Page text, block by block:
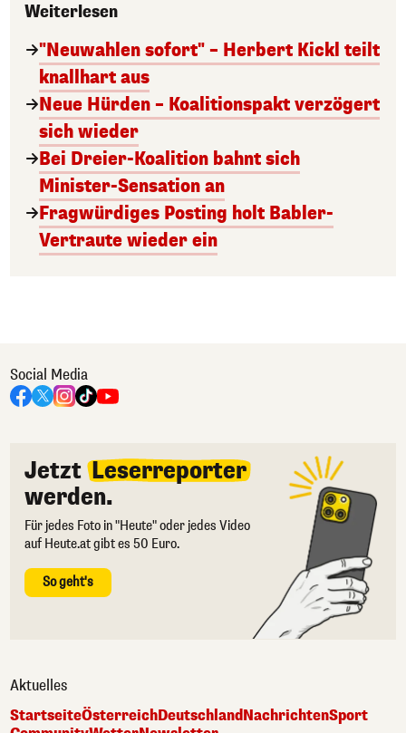
Weiterlesen
"Neuwahlen sofort" – Herbert Kickl teilt
knallhart aus
Neue Hürden – Koalitionspakt verzögert
sich wieder
Bei Dreier-Koalition bahnt sich
Minister-Sensation an
Fragwürdiges Posting holt Babler-
Vertraute wieder ein
Social Media
Jetzt Leserreporter
werden.
Für jedes Foto in "Heute" oder jedes Video
auf Heute.at gibt es 50 Euro.
So geht's
Aktuelles
StartseiteÖsterreichDeutschlandNachrichtenSport